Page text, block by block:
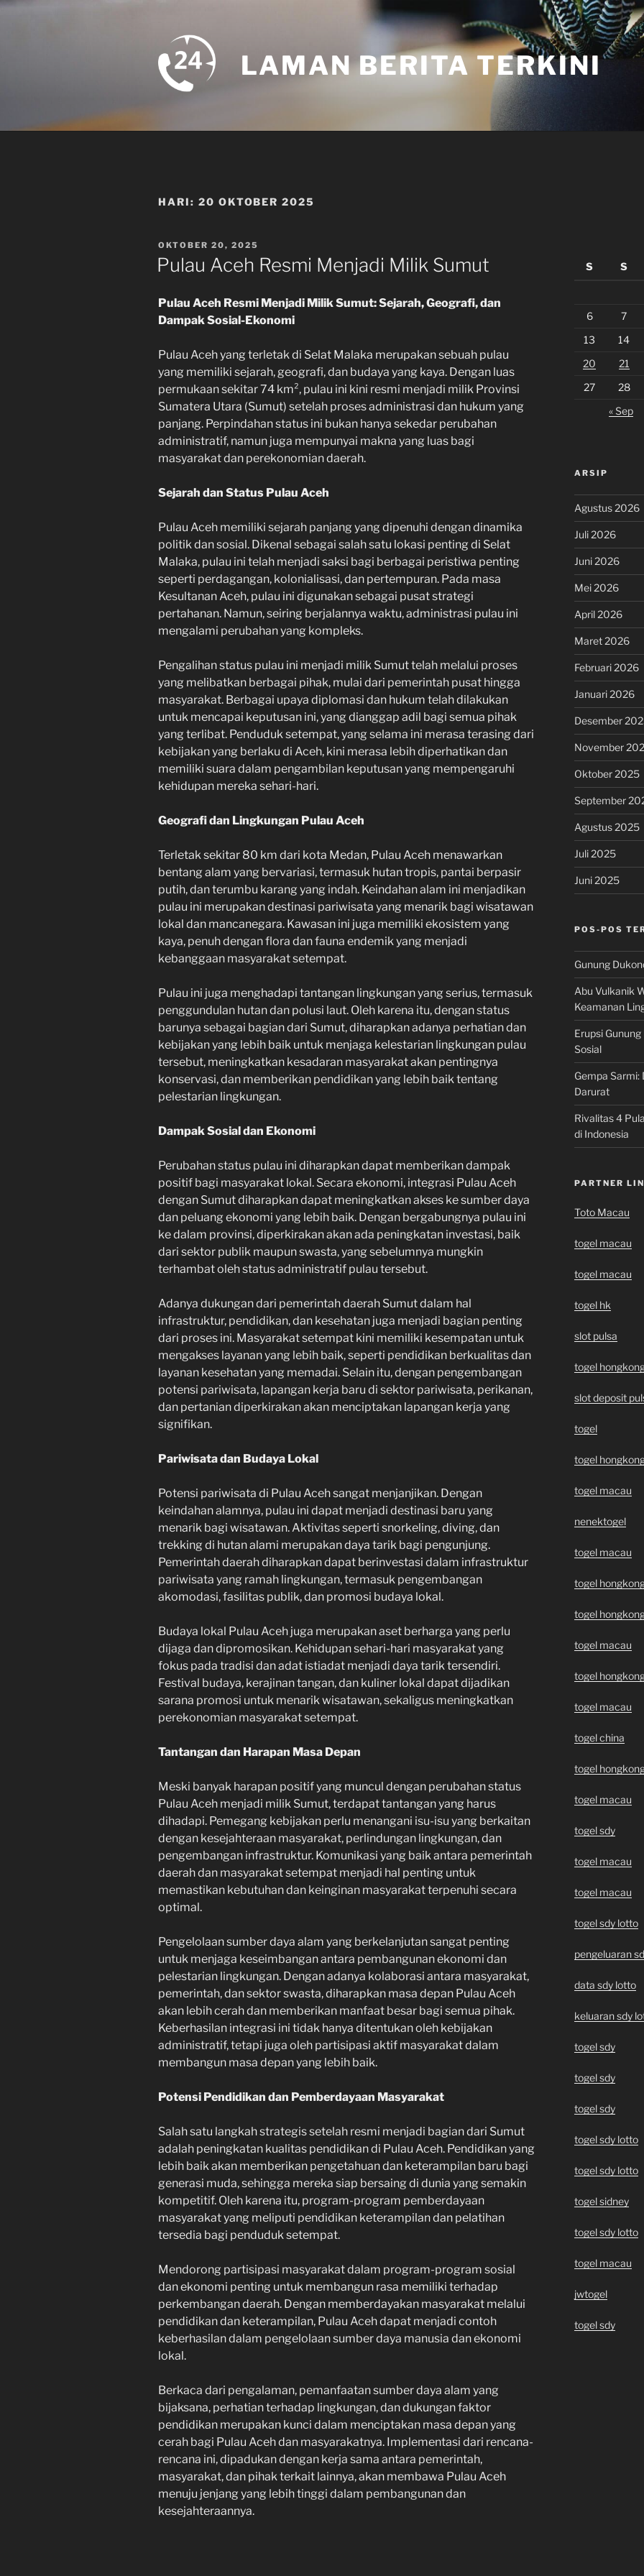
Skip
LAMAN BERITA TERKINI
HARI: 20 OKTOBER 2025
POSTED
ON
OKTOBER 20, 2025
Pulau Aceh Resmi Menjadi Milik Sumut
Pulau Aceh Resmi Menjadi Milik Sumut: Sejarah, Geografi, dan
Dampak Sosial-Ekonomi
Pulau Aceh yang terletak di Selat Malaka merupakan sebuah pulau
yang memiliki sejarah, geografi, dan budaya yang kaya. Dengan luas
permukaan sekitar 74 km², pulau ini kini resmi menjadi milik Provinsi
Sumatera Utara (Sumut) setelah proses administrasi dan hukum yang
panjang. Perpindahan status ini bukan hanya sekedar perubahan
administratif, namun juga mempunyai makna yang luas bagi
masyarakat dan perekonomian daerah.
Sejarah dan Status Pulau Aceh
Pulau Aceh memiliki sejarah panjang yang dipenuhi dengan dinamika
politik dan sosial. Dikenal sebagai salah satu lokasi penting di Selat
Malaka, pulau ini telah menjadi saksi bagi berbagai peristiwa penting
seperti perdagangan, kolonialisasi, dan pertempuran. Pada masa
Kesultanan Aceh, pulau ini digunakan sebagai pusat strategi
pertahanan. Namun, seiring berjalannya waktu, administrasi pulau ini
mengalami perubahan yang kompleks.
Pengalihan status pulau ini menjadi milik Sumut telah melalui proses
yang melibatkan berbagai pihak, mulai dari pemerintah pusat hingga
masyarakat. Berbagai upaya diplomasi dan hukum telah dilakukan
untuk mencapai keputusan ini, yang dianggap adil bagi semua pihak
yang terlibat. Penduduk setempat, yang selama ini merasa terasing dari
kebijakan yang berlaku di Aceh, kini merasa lebih diperhatikan dan
memiliki suara dalam pengambilan keputusan yang mempengaruhi
kehidupan mereka sehari-hari.
Geografi dan Lingkungan Pulau Aceh
Terletak sekitar 80 km dari kota Medan, Pulau Aceh menawarkan
bentang alam yang bervariasi, termasuk hutan tropis, pantai berpasir
putih, dan terumbu karang yang indah. Keindahan alam ini menjadikan
pulau ini merupakan destinasi pariwisata yang menarik bagi wisatawan
lokal dan mancanegara. Kawasan ini juga memiliki ekosistem yang
kaya, penuh dengan flora dan fauna endemik yang menjadi
kebanggaan masyarakat setempat.
Pulau ini juga menghadapi tantangan lingkungan yang serius, termasuk
penggundulan hutan dan polusi laut. Oleh karena itu, dengan status
barunya sebagai bagian dari Sumut, diharapkan adanya perhatian dan
kebijakan yang lebih baik untuk menjaga kelestarian lingkungan pulau
tersebut, meningkatkan kesadaran masyarakat akan pentingnya
konservasi, dan memberikan pendidikan yang lebih baik tentang
pelestarian lingkungan.
Dampak Sosial dan Ekonomi
Perubahan status pulau ini diharapkan dapat memberikan dampak
positif bagi masyarakat lokal. Secara ekonomi, integrasi Pulau Aceh
dengan Sumut diharapkan dapat meningkatkan akses ke sumber daya
dan peluang ekonomi yang lebih baik. Dengan bergabungnya pulau ini
ke dalam provinsi, diperkirakan akan ada peningkatan investasi, baik
dari sektor publik maupun swasta, yang sebelumnya mungkin
terhambat oleh status administratif pulau tersebut.
Adanya dukungan dari pemerintah daerah Sumut dalam hal
infrastruktur, pendidikan, dan kesehatan juga menjadi bagian penting
dari proses ini. Masyarakat setempat kini memiliki kesempatan untuk
mengakses layanan yang lebih baik, seperti pendidikan berkualitas dan
layanan kesehatan yang memadai. Selain itu, dengan pengembangan
potensi pariwisata, lapangan kerja baru di sektor pariwisata, perikanan,
dan pertanian diperkirakan akan menciptakan lapangan kerja yang
signifikan.
Pariwisata dan Budaya Lokal
Potensi pariwisata di Pulau Aceh sangat menjanjikan. Dengan
keindahan alamnya, pulau ini dapat menjadi destinasi baru yang
menarik bagi wisatawan. Aktivitas seperti snorkeling, diving, dan
trekking di hutan alami merupakan daya tarik bagi pengunjung.
Pemerintah daerah diharapkan dapat berinvestasi dalam infrastruktur
pariwisata yang ramah lingkungan, termasuk pengembangan
akomodasi, fasilitas publik, dan promosi budaya lokal.
Budaya lokal Pulau Aceh juga merupakan aset berharga yang perlu
dijaga dan dipromosikan. Kehidupan sehari-hari masyarakat yang
fokus pada tradisi dan adat istiadat menjadi daya tarik tersendiri.
Festival budaya, kerajinan tangan, dan kuliner lokal dapat dijadikan
sarana promosi untuk menarik wisatawan, sekaligus meningkatkan
perekonomian masyarakat setempat.
Tantangan dan Harapan Masa Depan
Meski banyak harapan positif yang muncul dengan perubahan status
Pulau Aceh menjadi milik Sumut, terdapat tantangan yang harus
dihadapi. Pemegang kebijakan perlu menangani isu-isu yang berkaitan
dengan kesejahteraan masyarakat, perlindungan lingkungan, dan
pengembangan infrastruktur. Komunikasi yang baik antara pemerintah
daerah dan masyarakat setempat menjadi hal penting untuk
memastikan kebutuhan dan keinginan masyarakat terpenuhi secara
optimal.
Pengelolaan sumber daya alam yang berkelanjutan sangat penting
untuk menjaga keseimbangan antara pembangunan ekonomi dan
pelestarian lingkungan. Dengan adanya kolaborasi antara masyarakat,
pemerintah, dan sektor swasta, diharapkan masa depan Pulau Aceh
akan lebih cerah dan memberikan manfaat besar bagi semua pihak.
Keberhasilan integrasi ini tidak hanya ditentukan oleh kebijakan
administratif, tetapi juga oleh partisipasi aktif masyarakat dalam
membangun masa depan yang lebih baik.
Potensi Pendidikan dan Pemberdayaan Masyarakat
Salah satu langkah strategis setelah resmi menjadi bagian dari Sumut
adalah peningkatan kualitas pendidikan di Pulau Aceh. Pendidikan yang
lebih baik akan memberikan pengetahuan dan keterampilan baru bagi
generasi muda, sehingga mereka siap bersaing di dunia yang semakin
kompetitif. Oleh karena itu, program-program pemberdayaan
masyarakat yang meliputi pendidikan keterampilan dan pelatihan
tersedia bagi penduduk setempat.
Mendorong partisipasi masyarakat dalam program-program sosial
dan ekonomi penting untuk membangun rasa memiliki terhadap
perkembangan daerah. Dengan memberdayakan masyarakat melalui
pendidikan dan keterampilan, Pulau Aceh dapat menjadi contoh
keberhasilan dalam pengelolaan sumber daya manusia dan ekonomi
lokal.
Berkaca dari pengalaman, pemanfaatan sumber daya alam yang
bijaksana, perhatian terhadap lingkungan, dan dukungan faktor
pendidikan merupakan kunci dalam menciptakan masa depan yang
cerah bagi Pulau Aceh dan masyarakatnya. Implementasi dari rencana-
rencana ini, dipadukan dengan kerja sama antara pemerintah,
masyarakat, dan pihak terkait lainnya, akan membawa Pulau Aceh
menuju jenjang yang lebih tinggi dalam pembangunan dan
kesejahteraannya.
S
S
6
7
13
14
20
21
27
28
« Sep
ARSIP
Agustus 2026
Juli 2026
Juni 2026
Mei 2026
April 2026
Maret 2026
Februari 2026
Januari 2026
Desember
November
Oktober 2025
September
Agustus 2025
Juli 2025
Juni 2025
POS-POS
Gunung
Abu Vulkanik
Keamanan
Erupsi
Sosial
Gempa Sarmi:
Darurat
Rivalitas 4
di Indonesia
PARTNER
Toto Macau
togel macau
togel macau
togel hk
slot pulsa
togel
slot deposit
togel
togel
togel macau
nenektogel
togel macau
togel
togel
togel macau
togel
togel macau
togel china
togel
togel macau
togel sdy
togel macau
togel macau
togel sdy lotto
pengeluaran
data sdy lotto
keluaran sdy
togel sdy
togel sdy
togel sdy
togel sdy lotto
togel sdy lotto
togel sidney
togel sdy lotto
togel macau
jwtogel
togel sdy